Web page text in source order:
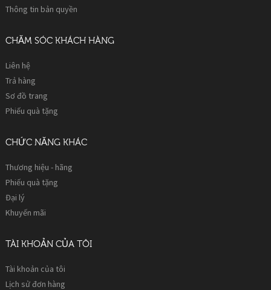
Thông tin bản quyền
CHĂM SÓC KHÁCH HÀNG
Liên hệ
Trả hàng
Sơ đồ trang
Phiếu quà tặng
CHỨC NĂNG KHÁC
Thương hiệu - hãng
Phiếu quà tặng
Đại lý
Khuyến mãi
TÀI KHOẢN CỦA TÔI
Tài khoản của tôi
Lịch sử đơn hàng